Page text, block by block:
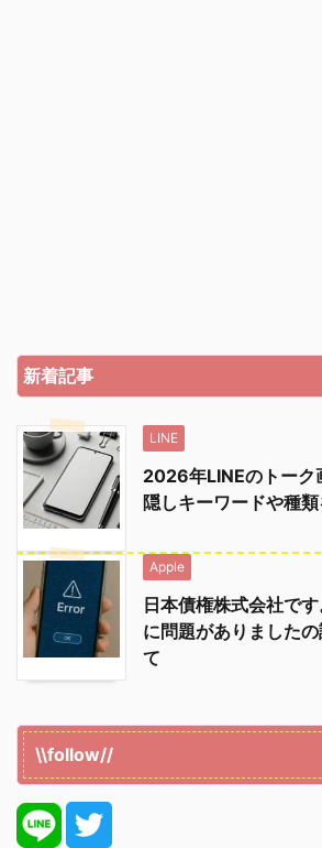
新着記事
LINE
2026年LINEのトーク
隠しキーワードや種
Apple
日本債権株式会社で
に問題がありました
て
\\follow//